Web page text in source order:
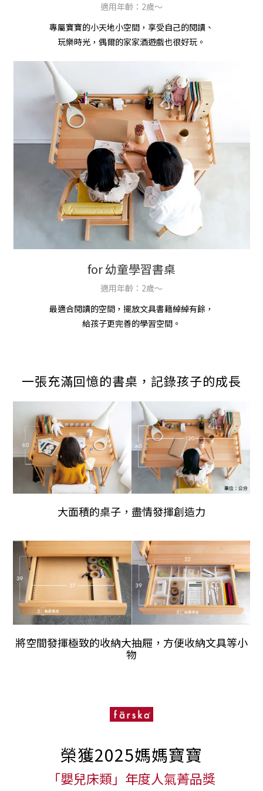
適用年齡：2歲～
專屬寶寶的小天地小空間，享受自己的閱讀、
玩樂時光，偶爾的家家酒遊戲也很好玩。
for 幼童學習書桌
適用年齡：2歲～
最適合閱讀的空間，擺放文具書籍綽綽有餘，
給孩子更完善的學習空間。
一張充滿回憶的書桌，記錄孩子的成長
大面積的桌子，盡情發揮創造力
將空間發揮極致的收納大抽屜，方便收納文具等小
物
榮獲2025媽媽寶寶
「嬰兒床類」年度人氣菁品獎